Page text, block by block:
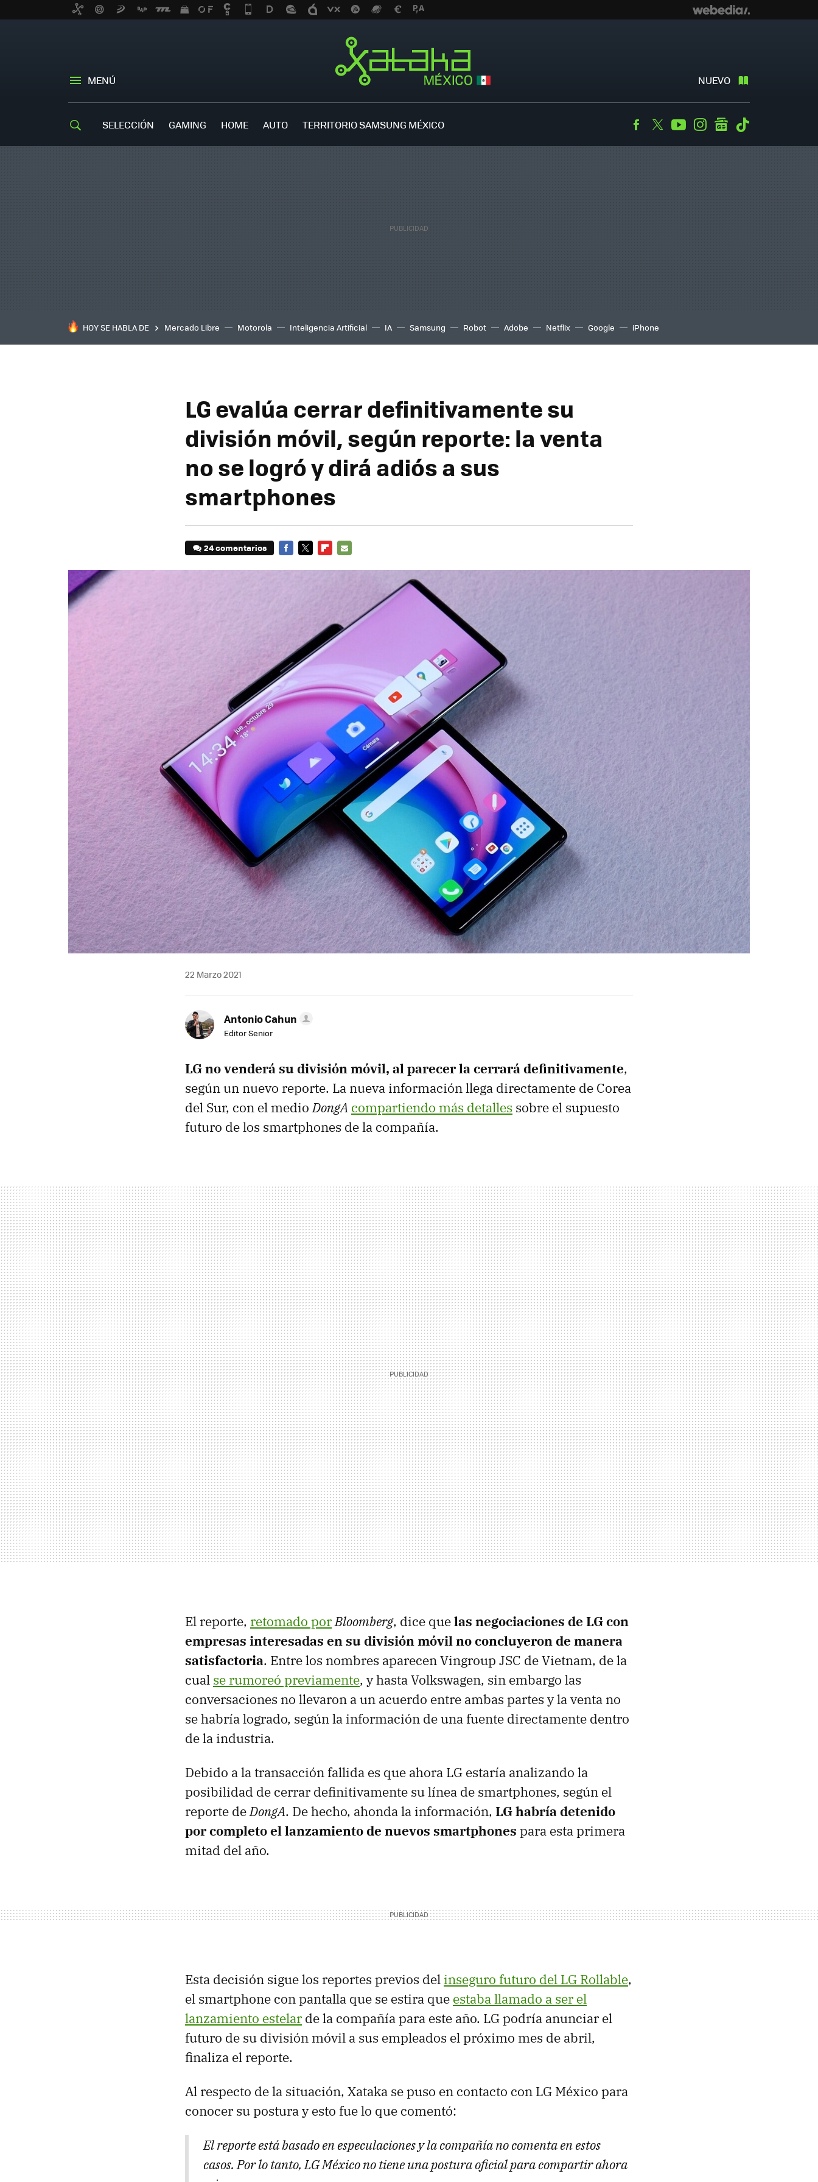
MENÚ NUEVO
SELECCIÓN GAMING HOME AUTO TERRITORIO SAMSUNG MÉXICO Facebook
TwitterYoutubeInstagramgooglenews
HOY SE HABLA DE Mercado Libre Motorola Inteligencia Artificial IA Samsung Robot Adobe Netflix Google iPhone
LG evalúa cerrar definitivamente su
división móvil, según reporte: la venta
no se logró y dirá adiós a sus
smartphones
24 comentarios
22 Marzo 2021
Antonio Cahun
Editor Senior
LG no venderá su división móvil, al parecer la cerrará definitivamente,
según un nuevo reporte. La nueva información llega directamente de Corea
del Sur, con el medioDongA compartiendo más detalles sobre el supuesto
futuro de los smartphones de la compañía.
El reporte, retomado porBloomberg, dice quelas negociaciones de LG con
empresas interesadas en su división móvil no concluyeron de manera
satisfactoria. Entre los nombres aparecen Vingroup JSC de Vietnam, de la
cual se rumoreó previamente, y hasta Volkswagen, sin embargo las
conversaciones no llevaron a un acuerdo entre ambas partes y la venta no
se habría logrado, según la información de una fuente directamente dentro
de la industria.
Debido a la transacción fallida es que ahora LG estaría analizando la
posibilidad de cerrar definitivamente su línea de smartphones, según el
reporte deDongA. De hecho, ahonda la información, LG habría detenido
por completo el lanzamiento de nuevos smartphones para esta primera
mitad del año.
Esta decisión sigue los reportes previos del inseguro futuro del LG Rollable,
el smartphone con pantalla que se estira que estaba llamado a ser el
lanzamiento estelar de la compañía para este año. LG podría anunciar el
futuro de su división móvil a sus empleados el próximo mes de abril,
finaliza el reporte.
Al respecto de la situación, Xataka se puso en contacto con LG México para
conocer su postura y esto fue lo que comentó:
El reporte está basado en especulaciones y la compañía no comenta en estos
casos. Por lo tanto, LG México no tiene una postura oficial para compartir ahora